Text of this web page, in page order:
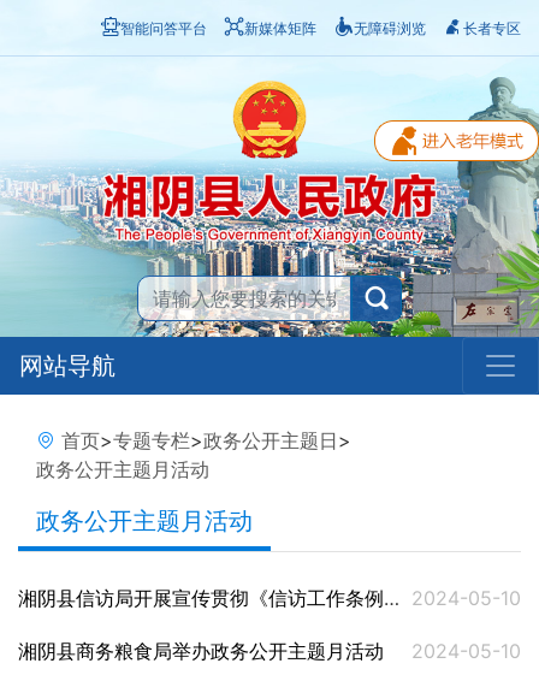
智能问答平台 新媒体矩阵 无障碍浏览 长者专区
网站导航
首页>专题专栏>政务公开主题日>
政务公开主题月活动
政务公开主题月活动
湘阴县信访局开展宣传贯彻《信访工作条例》政务公开主题月活动 2024-05-10
湘阴县商务粮食局举办政务公开主题月活动 2024-05-10